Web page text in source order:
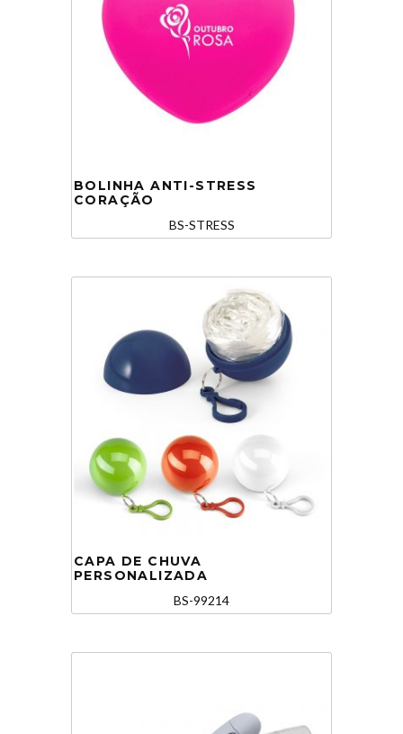
BOLINHA ANTI-STRESS
CORAÇÃO
BS-STRESS
CAPA DE CHUVA
PERSONALIZADA
BS-99214